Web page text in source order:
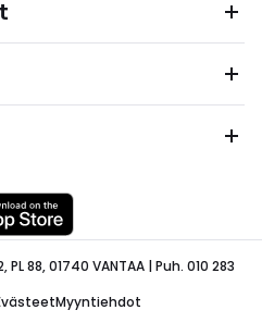
88, 01740 VANTAA | Puh. 010 283
Myyntiehdot